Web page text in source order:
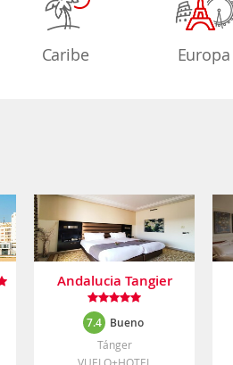
Caribe Europa
Andalucia Tangier
7.4 Bueno
Tánger
VUELO+HOTEL